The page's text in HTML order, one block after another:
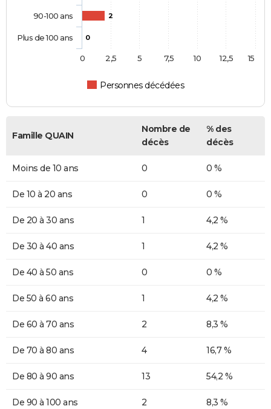
2
0
Personnes décédées
90-100 ans
Plus de 100 ans
0 2,5 5 7,5 10 12,5 15
Famille QUAIN
Nombre de
décès
% des
décès
Moins de 10 ans 0 0 %
De 10 à 20 ans 0 0 %
De 20 à 30 ans 1 4,2 %
De 30 à 40 ans 1 4,2 %
De 40 à 50 ans 0 0 %
De 50 à 60 ans 1 4,2 %
De 60 à 70 ans 2 8,3 %
De 70 à 80 ans 4 16,7 %
De 80 à 90 ans 13 54,2 %
De 90 à 100 ans 2 8,3 %